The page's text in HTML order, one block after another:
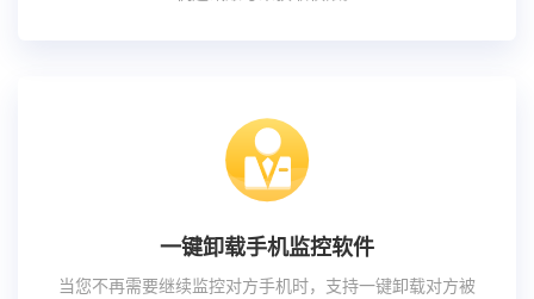
一键卸载手机监控软件
当您不再需要继续监控对方手机时，支持一键卸载对方被